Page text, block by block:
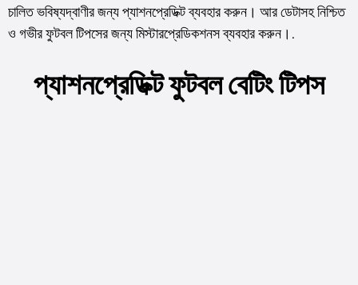
চালিত ভবিষ্যদ্বাণীর জন্য প্যাশনপ্রেডিক্ট ব্যবহার করুন। আর ডেটাসহ নিশ্চিত
ও গভীর ফুটবল টিপসের জন্য মিস্টারপ্রেডিকশনস ব্যবহার করুন।.
প্যাশনপ্রেডিক্ট ফুটবল বেটিং টিপস